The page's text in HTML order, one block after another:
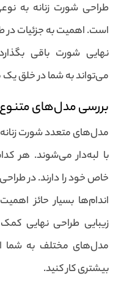
طراحی شورت زنانه به
است. اهمیت به جزئیات در
نهایی شورت باقی
می‌تواند به شما در خلق
بررسی مدل‌های متنوع
مدل‌های متعدد شورت
با لبه‌دار می‌شوند. هر
خاص خود را دارند. در
اندام‌ها بسیار حائز
زیبایی طراحی نهایی
مدل‌های مختلف به شما
بیشتری کار کنید.